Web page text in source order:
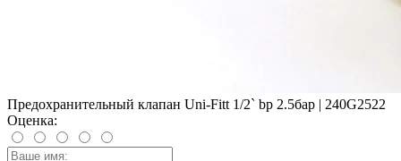
Предохранительный клапан Uni-Fitt 1/2` bp 2.5бар | 240G2522
Оценка: